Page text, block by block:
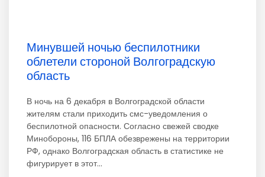
Минувшей ночью беспилотники
облетели стороной Волгоградскую
область
В ночь на 6 декабря в Волгоградской области
жителям стали приходить смс-уведомления о
беспилотной опасности. Согласно свежей сводке
Минобороны, 116 БПЛА обезврежены на территории
РФ, однако Волгоградская область в статистике не
фигурирует в этот...